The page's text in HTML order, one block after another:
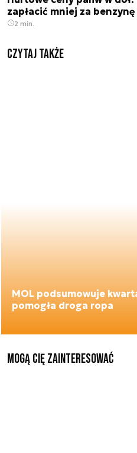
zapłacić mniej za
2 min.
Czytaj także
MOL podsumowuje
pomogła droga ropa
Mogą Cię zainteresować